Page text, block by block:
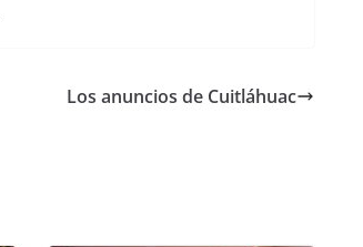
Los anuncios de Cuitláhuac